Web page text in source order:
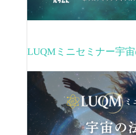
LUQMミニセミナー宇